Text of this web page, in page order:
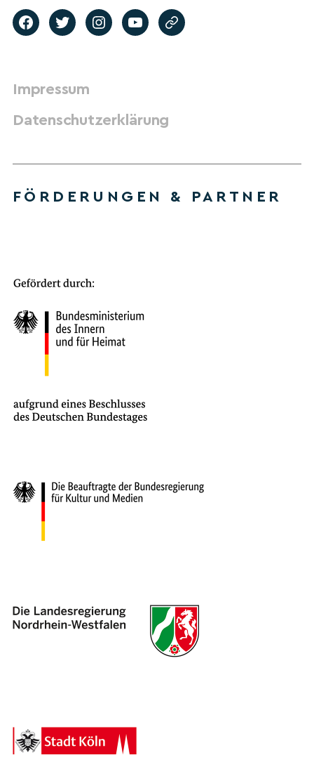
Impressum
Datenschutzerklärung
FÖRDERUNGEN & PARTNER